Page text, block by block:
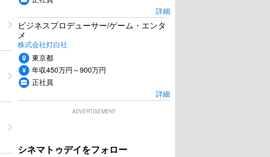
詳細
ビジネスプロデューサー/ゲーム・エンタ
メ
株式会社灯白社
東京都
年収450万円～900万円
正社員
詳細
ADVERTISEMENT
シネマトゥデイをフォロー